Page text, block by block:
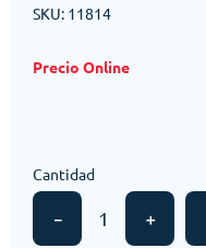
SKU: 11814
Cantidad
＋
－